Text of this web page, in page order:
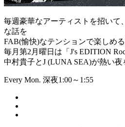
毎週豪華なアーティストを招いて
な話を
FAB(愉快)なテンションで楽しめ
毎月第2月曜日は「J's EDITION
中村貴子とJ (LUNA SEA)が熱い夜
Every Mon. 深夜1:00～1:55